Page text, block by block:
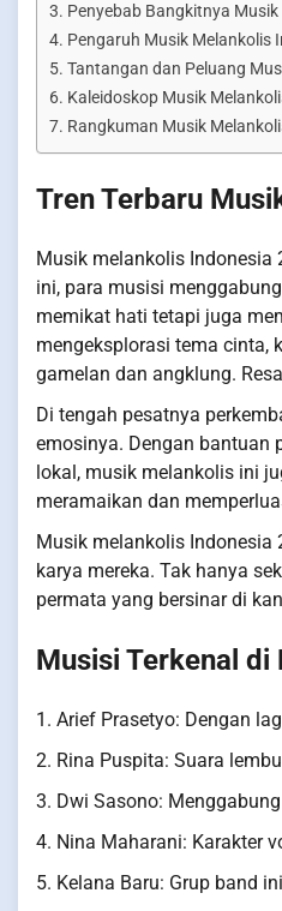
Penyebab Bangkitnya
Pengaruh Musik Melankolis
Tantangan dan Peluang
Kaleidoskop Musik
Rangkuman Musik
Tren Terbaru
Musik melankolis Indonesia
ini, para musisi
memikat hati tetapi juga
mengeksplorasi tema cinta,
gamelan dan angklung.
Di tengah pesatnya
emosinya. Dengan bantuan
lokal, musik melankolis ini
meramaikan dan
Musik melankolis
karya mereka. Tak hanya
permata yang bersinar di
Musisi Terkenal
1. Arief Prasetyo: Dengan
2. Rina Puspita: Suara
3. Dwi Sasono:
4. Nina Maharani: Karakter
5. Kelana Baru: Grup band